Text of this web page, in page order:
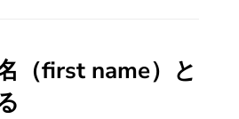
（first name）と